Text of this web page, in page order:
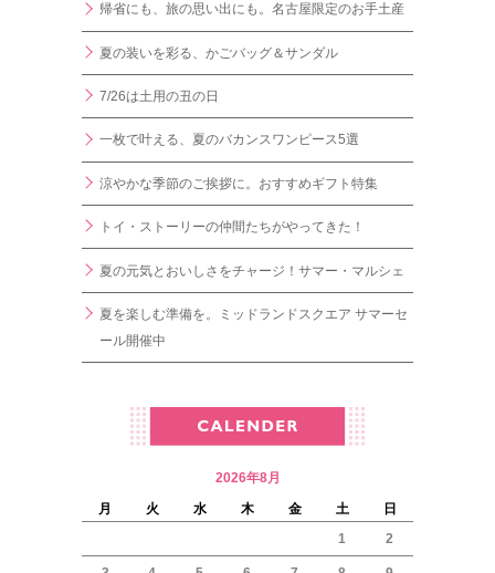
帰省にも、旅の思い出にも。名古屋限定のお手土産
夏の装いを彩る、かごバッグ＆サンダル
7/26は土用の丑の日
一枚で叶える、夏のバカンスワンピース5選
涼やかな季節のご挨拶に。おすすめギフト特集
トイ・ストーリーの仲間たちがやってきた！
夏の元気とおいしさをチャージ！サマー・マルシェ
夏を楽しむ準備を。ミッドランドスクエア サマーセ
ール開催中
2026年8月
月
火 水 木 金 土
日
1
2